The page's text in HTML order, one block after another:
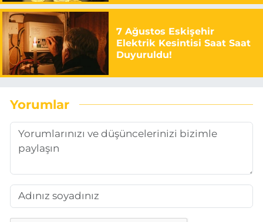
7 Ağustos Eskişehir
Elektrik Kesintisi Saat Saat
Duyuruldu!
Yorumlar